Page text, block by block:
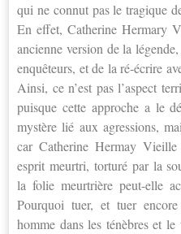
qui ne connut pas le tragique
En effet, Catherine Hermary
ancienne version de la
enquêteurs, et de la ré-écrire
Ainsi, ce n’est pas l’aspect
puisque cette approche a le
mystère lié aux agressions,
car Catherine Hermay
esprit meurtri, torturé par la
la folie meurtrière peut-elle
Pourquoi tuer, et tuer
homme dans les ténèbres et